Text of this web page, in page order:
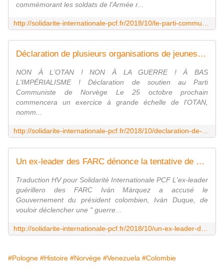
commémorant les soldats de l'Armée r...
http://solidarite-internationale-pcf.fr/2018/10/le-parti-communiste-de-pologne-condamne-la-destruction-du-monument-aux-soldats-sovietiques-de-varsovie.html?utm_source=_ob_email&utm_medium=_ob_notification&utm_campaign=_ob_pushmail
Déclaration de plusieurs organisations de jeunesse communiste de France en soutien au Parti Communiste de Norvège - Solidarité Internationale PCF
NON À L'OTAN ! NON À LA GUERRE ! À BAS
L'IMPÉRIALISME ! Déclaration de soutien au Parti
Communiste de Norvège Le 25 octobre prochain
commencera un exercice à grande échelle de l'OTAN,
nomm...
http://solidarite-internationale-pcf.fr/2018/10/declaration-de-plusieurs-federation-du-mjcf-en-soutien-au-parti-communiste-de-norvege.html?utm_source=_ob_email&utm_medium=_ob_notification&utm_campaign=_ob_pushmail
Un ex-leader des FARC dénonce la tentative de guerre de la Colombie contre le Venezuela - Solidarité Internationale PCF
Traduction HV pour Solidarité Internationale PCF L'ex-leader
guérillero des FARC Iván Márquez a accusé le
Gouvernement du président colombien, Iván Duque, de
vouloir déclencher une " guerre...
http://solidarite-internationale-pcf.fr/2018/10/un-ex-leader-des-farc-denonce-la-tentative-de-guerre-de-la-colombie-contre-le-venezuela.html?utm_source=_ob_email&utm_medium=_ob_notification&utm_campaign=_ob_pushmail
#Pologne #Histoire #Norvège #Venezuela #Colombie